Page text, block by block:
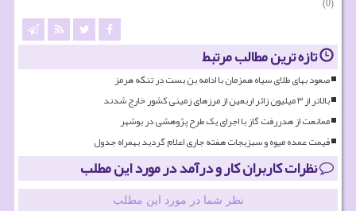
(0)
تازه ترین مطالب مرتبط
صعود بهای طلای سیاه همزمان با ادامه بن بست در تنگه هرمز
بالاتر از ۳ میلیون زائر اربعین از مرزهای زمینی کشور خارج شدند
ممانعت از هدررفت گاز با اجرای یک طرح پژوهشی در بوشهر
قیمت عمده میوه و سبزیجات هفته جاری اعلام گردید بهمراه جدول
نظرات کاربران کار و درآمد در مورد این مطلب
نظر شما در مورد این مطلب